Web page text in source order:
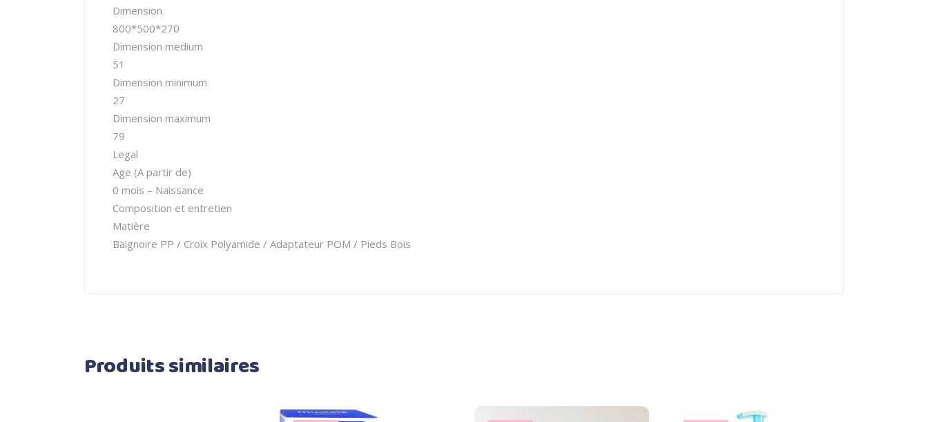
Dimension
800*500*270
Dimension medium
51
Dimension minimum
27
Dimension maximum
79
Legal
Age (A partir de)
0 mois – Naissance
Composition et entretien
Matière
Baignoire PP / Croix Polyamide / Adaptateur POM / Pieds Bois
Produits similaires